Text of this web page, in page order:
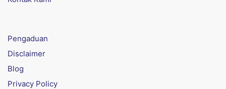
Pengaduan
Disclaimer
Blog
Privacy Policy